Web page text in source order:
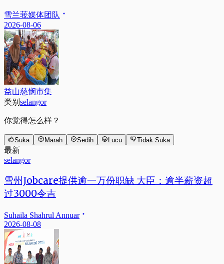
雪兰莪媒体团队
2026-08-06
益山慈悯市集
类别 selangor
你觉得怎么样？
Suka Marah Sedih Lucu Tidak Suka
最新
selangor
雪州Jobcare提供逾一万份职缺 大臣：逾半薪资超
过3000令吉
Suhaila Shahrul Annuar
2026-08-08